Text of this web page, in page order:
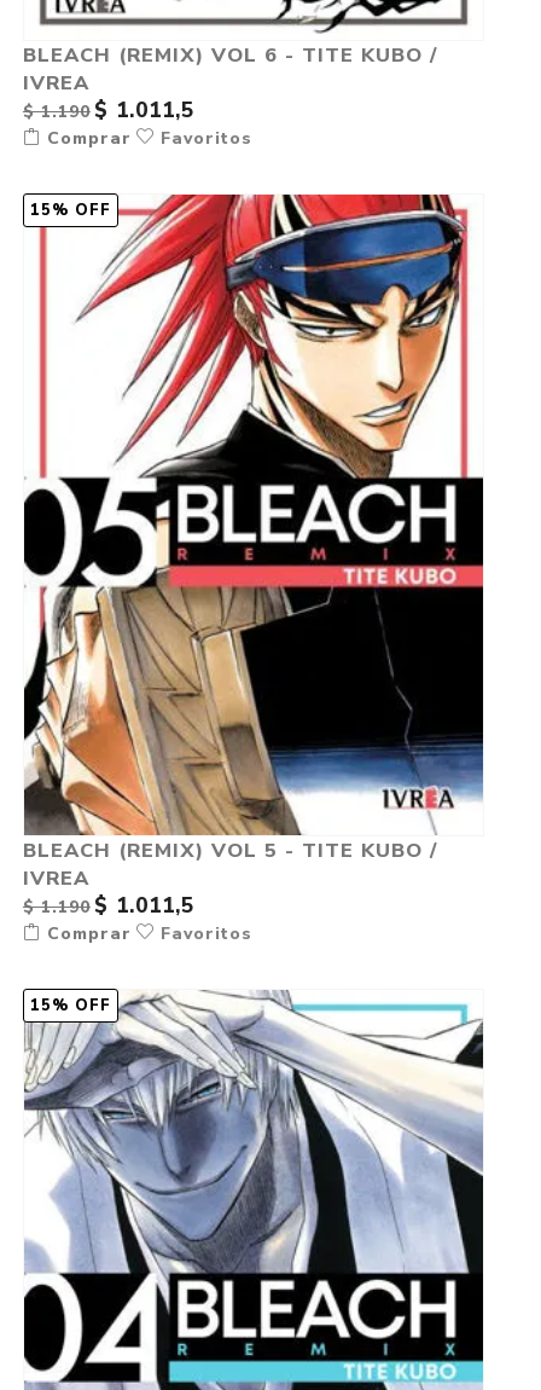
BLEACH (REMIX) VOL 6 - TITE KUBO /
IVREA
$ 1.190 $ 1.011,5
Comprar Favoritos
15% OFF
BLEACH (REMIX) VOL 5 - TITE KUBO /
IVREA
$ 1.190 $ 1.011,5
Comprar Favoritos
15% OFF